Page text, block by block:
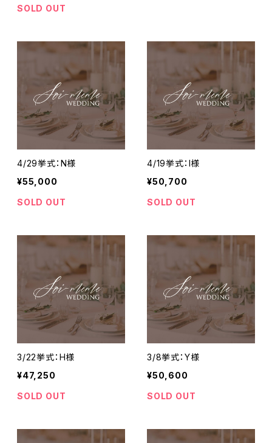
SOLD OUT
4/29挙式：N様
¥55,000
SOLD OUT
4/19挙式：I様
¥50,700
SOLD OUT
3/22挙式：H様
¥47,250
SOLD OUT
3/8挙式：Y様
¥50,600
SOLD OUT